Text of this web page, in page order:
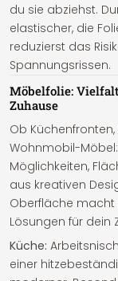
du sie abziehst.
elastischer, die
reduzierst das
Spannungsrissen.
Möbelfolie:
Zuhause
Ob
Wohnmobil-
Möglichkeiten,
aus kreativen
Oberfläche macht
Lösungen für dein
Küche:
einer